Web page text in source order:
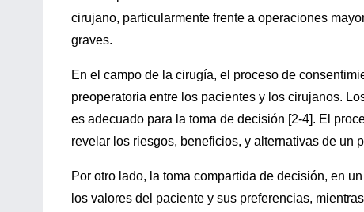
cirujano, particularmente frente a operaciones
graves.
En el campo de la cirugía, el proceso de
preoperatoria entre los pacientes y los cirujanos.
es adecuado para la toma de decisión [2-4]. El
revelar los riesgos, beneficios, y alternativas de un
Por otro lado, la toma compartida de decisión, en
los valores del paciente y sus preferencias,